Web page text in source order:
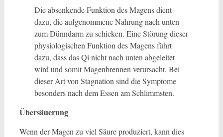
Die absenkende Funktion des Magens dient
dazu, die aufgenommene Nahrung nach unten
zum Dünndarm zu schicken. Eine Störung dieser
physiologischen Funktion des Magens führt
dazu, dass das Qi nicht nach unten abgeleitet
wird und somit Magenbrennen verursacht. Bei
dieser Art von Stagnation sind die Symptome
besonders nach dem Essen am Schlimmsten.
Übersäuerung
Wenn der Magen zu viel Säure produziert, kann dies